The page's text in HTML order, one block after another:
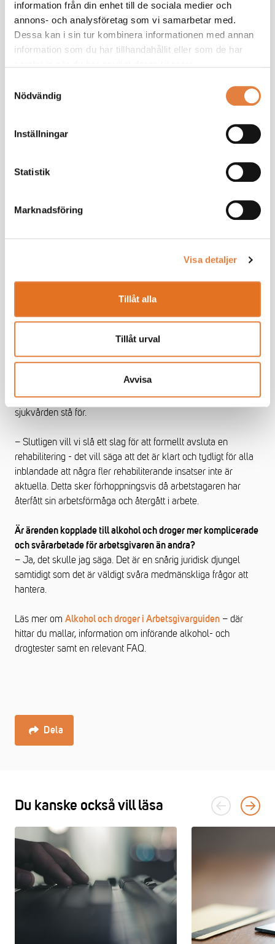
information från din enhet till de sociala medier och
annons- och analysföretag som vi samarbetar med.
Dessa kan i sin tur kombinera informationen med annan
information som du har tillhandahållit eller som de har
Nödvändig
Inställningar
Statistik
Marknadsföring
Visa detaljer
Tillåt alla
Tillåt urval
Avvisa
Vår rådgivning är att det inte
finns något
droganvändning och det bör
framgå tydligt av företagens
policy.
– Företagen bör även fundera över vad ”arbetslivsinriktad
rehabilitering” betyder för dem – vad kan ingå i en
framgångsrik rehabilitering när det handlar om
behandlingen, till exempel medicinering eller
behandlingshem, ska kommunen respektive hälso-och
sjukvården stå för.
– Slutligen vill vi slå ett slag för att formellt avsluta en
rehabilitering - det vill säga att det är klart och tydligt för alla
inblandade att några fler rehabiliterande insatser inte är
aktuella. Detta sker förhoppningsvis då arbetstagaren har
återfått sin arbetsförmåga och återgått i arbete.
Är ärenden kopplade till alkohol och droger mer komplicerade
och svårarbetade för arbetsgivaren än andra?
– Ja, det skulle jag säga. Det är en snårig juridisk djungel
samtidigt som det är väldigt svåra medmänskliga frågor att
hantera.
Läs mer om Alkohol och droger i Arbetsgivarguiden – där
hittar du mallar, information om införande alkohol- och
drogtester samt en relevant FAQ.
Dela
Du kanske också vill läsa